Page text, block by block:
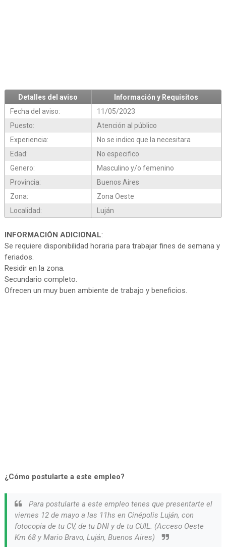
Detalles del aviso
Información y Requisitos
Fecha del aviso:
11/05/2023
Puesto:
Atención al público
Experiencia:
No se indico que la necesitara
Edad:
No especifico
Genero:
Masculino y/o femenino
Provincia:
Buenos Aires
Zona:
Zona Oeste
Localidad:
Luján
INFORMACIÓN ADICIONAL:
Se requiere disponibilidad horaria para trabajar fines de semana y
feriados.
Residir en la zona.
Secundario completo.
Ofrecen un muy buen ambiente de trabajo y beneficios.
¿Cómo postularte a este empleo?
Para postularte a este empleo tenes que presentarte el
viernes 12 de mayo a las 11hs en Cinépolis Luján, con
fotocopia de tu CV, de tu DNI y de tu CUIL. (Acceso Oeste
Km 68 y Mario Bravo, Luján, Buenos Aires)